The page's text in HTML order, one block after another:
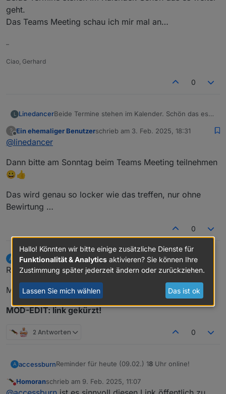
geht.
Das Teams Meeting schau ich mir mal an…
–
Ciao, Gerhard
0
L LinedancerBeide Termine stehen im Kalender. Schön das es
Das Teams Meeting schau ich mir mal an…
?
Offline
Ein ehemaliger Benutzerschrieb am 3. Feb. 2025, 18:31
zuletzt editiert von
@linedancer
Dann bitte am Sonntag beim Teams Meeting teilnehmen
😀👍
Das wird genau so locker wie das treffen, nur ohne
Bewirtung …
0
A
Offline
accessburnschrieb am9. Feb. 2025, 11:05
zuletzt editiert von accessburn2. Sept. 2025, 12:46
Reminder für heute (09.02.) 18Uhr online!
Meeting link:https://teams.live.com/meet/9321
MOD-EDIT: link gekürzt!
2 Antworten 0
A accessburnReminder für heute (09.02.) 18 Uhr online!
Meeting link:https://teams.live.com/meet/9321
Nicht stören
Homoranschrieb am 9. Feb. 2025, 11:07
zuletzt editiert von
Hallo! Könnten wir bitte einige zusätzliche Dienste für
Funktionalität & Analytics aktivieren? Sie können Ihre
Zustimmung später jederzeit ändern oder zurückziehen.
Lassen Sie mich wählen Das ist ok